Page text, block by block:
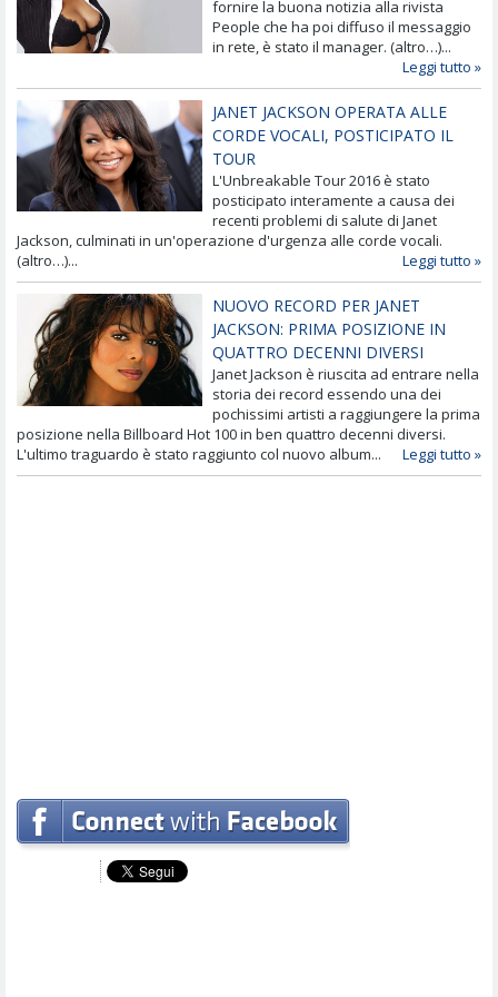
fornire la buona notizia alla rivista
People che ha poi diffuso il messaggio
in rete, è stato il manager. (altro…)...
Leggi tutto »
JANET JACKSON OPERATA ALLE
CORDE VOCALI, POSTICIPATO IL
TOUR
L'Unbreakable Tour 2016 è stato
posticipato interamente a causa dei
recenti problemi di salute di Janet
Jackson, culminati in un'operazione d'urgenza alle corde vocali.
(altro…)...
Leggi tutto »
NUOVO RECORD PER JANET
JACKSON: PRIMA POSIZIONE IN
QUATTRO DECENNI DIVERSI
Janet Jackson è riuscita ad entrare nella
storia dei record essendo una dei
pochissimi artisti a raggiungere la prima
posizione nella Billboard Hot 100 in ben quattro decenni diversi.
L'ultimo traguardo è stato raggiunto col nuovo album...
Leggi tutto »